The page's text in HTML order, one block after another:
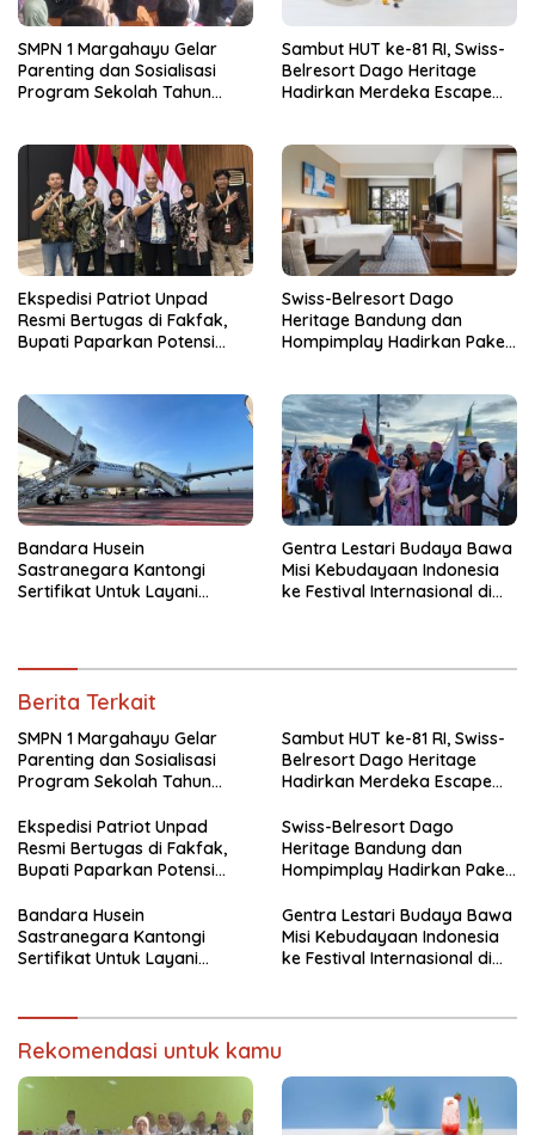
SMPN 1 Margahayu Gelar
Parenting dan Sosialisasi
Program Sekolah Tahun
Sambut HUT ke-81 RI, Swiss-
Belresort Dago Heritage
Hadirkan Merdeka Escape
Ekspedisi Patriot Unpad
Resmi Bertugas di Fakfak,
Bupati Paparkan Potensi
Swiss-Belresort Dago
Heritage Bandung dan
Hompimplay Hadirkan Paket
Bandara Husein
Sastranegara Kantongi
Sertifikat Untuk Layani
Gentra Lestari Budaya Bawa
Misi Kebudayaan Indonesia
ke Festival Internasional di
Berita Terkait
SMPN 1 Margahayu Gelar
Parenting dan Sosialisasi
Program Sekolah Tahun
Sambut HUT ke-81 RI, Swiss-
Belresort Dago Heritage
Hadirkan Merdeka Escape
Ekspedisi Patriot Unpad
Resmi Bertugas di Fakfak,
Bupati Paparkan Potensi
Swiss-Belresort Dago
Heritage Bandung dan
Hompimplay Hadirkan Paket
Bandara Husein
Sastranegara Kantongi
Sertifikat Untuk Layani
Gentra Lestari Budaya Bawa
Misi Kebudayaan Indonesia
ke Festival Internasional di
Rekomendasi untuk kamu